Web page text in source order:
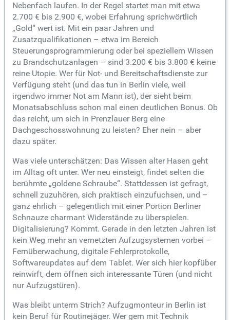
Nebenfach laufen. In der Regel startet man mit etwa
2.700 € bis 2.900 €, wobei Erfahrung sprichwörtlich
„Gold“ wert ist. Mit ein paar Jahren und
Zusatzqualifikationen – etwa im Bereich
Steuerungsprogrammierung oder bei speziellem Wissen
zu Brandschutzanlagen – sind 3.200 € bis 3.800 € keine
reine Utopie. Wer für Not- und Bereitschaftsdienste zur
Verfügung steht (und das tun in Berlin viele, weil
irgendwo immer Not am Mann ist), der sieht beim
Monatsabschluss schon mal einen deutlichen Bonus. Ob
das reicht, um sich in Prenzlauer Berg eine
Dachgeschosswohnung zu leisten? Eher nein – aber
dazu später.
Was viele unterschätzen: Das Wissen alter Hasen geht
im Alltag oft unter. Wer neu einsteigt, findet selten die
berühmte „goldene Schraube“. Stattdessen ist gefragt,
schnell zuzuhören, sich praktisch einzufuchsen, und –
ganz ehrlich – gelegentlich mit einer Portion Berliner
Schnauze charmant Widerstände zu überspielen.
Digitalisierung? Kommt. Gerade in den letzten Jahren ist
kein Weg mehr an vernetzten Aufzugsystemen vorbei –
Fernüberwachung, digitale Fehlerprotokolle,
Softwareupdates auf dem Tablet. Wer sich hier kopfüber
reinwirft, dem öffnen sich interessante Türen (und nicht
nur Aufzugstüren).
Was bleibt unterm Strich? Aufzugmonteur in Berlin ist
kein Beruf für Routinejäger. Wer gern mit Technik